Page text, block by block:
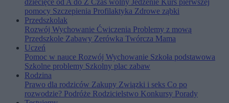
dziecięce od A do Z Czas wolny Jedzenie Kurs pierwszej
pomocy Szczepienia Profilaktyka Zdrowe ząbki
Przedszkolak
Rozwój Wychowanie Ćwiczenia Problemy z mową
Przedszkole Zabawy Zerówka Twórcza Mama
Uczeń
Pomoc w nauce Rozwój Wychowanie Szkoła podstawowa
Szkolne problemy Szkolny plac zabaw
Rodzina
Prawo dla rodziców Zakupy Związki i seks Co po
rozwodzie? Podróże Rodzicielstwo Konkursy Porady